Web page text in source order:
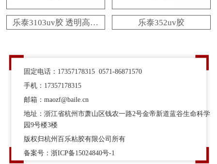
乐泰3103uv胶 透明高强
乐泰352uv胶
固定电话：17357178315 0571-86871570
手机：17357178315
邮箱：maozf@baile.cn
地址：浙江省杭州市萧山区钱农一路2号金帝新道蓝谷生命科学
园9号楼3楼
版权归杭州百乐粘胶有限公司所有
备案号：浙ICP备15024840号-1